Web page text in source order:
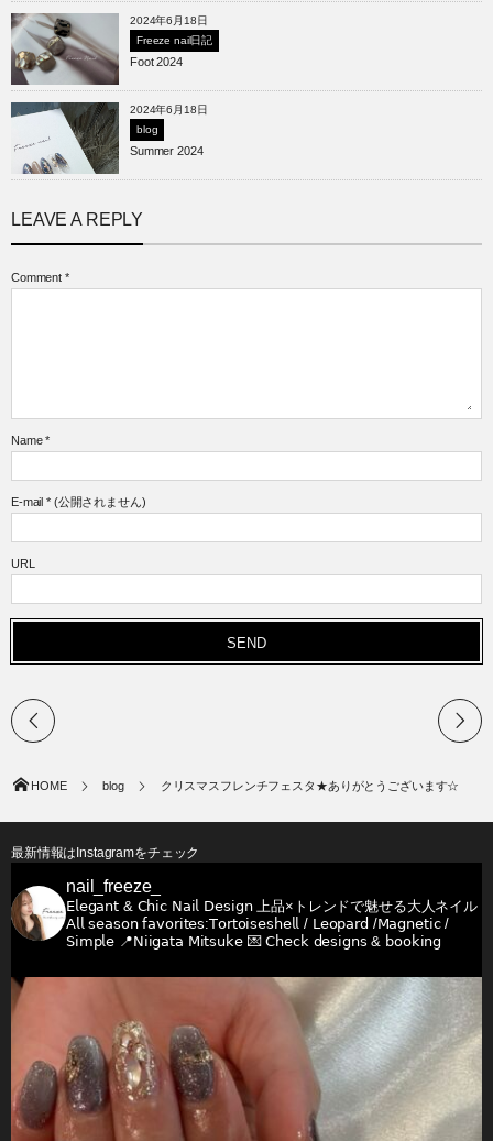
2024年6月18日
Freeze nail日記
Foot 2024
2024年6月18日
blog
Summer 2024
LEAVE A REPLY
Comment *
Name *
E-mail *(公開されません)
URL
HOME blog クリスマスフレンチフェスタ★ありがとうございます☆
最新情報はInstagramをチェック
nail_freeze_
𝖤𝗅𝖾𝗀𝖺𝗇𝗍 & 𝖢𝗁𝗂𝖼 𝖭𝖺𝗂𝗅 𝖣𝖾𝗌𝗂𝗀𝗇上品×トレンドで魅せる大人ネイル
𝖠𝗅𝗅 𝗌𝖾𝖺𝗌𝗈𝗇 𝖿𝖺𝗏𝗈𝗋𝗂𝗍𝖾𝗌:𝖳𝗈𝗋𝗍𝗈𝗂𝗌𝖾𝗌𝗁𝖾𝗅𝗅 / 𝖫𝖾𝗈𝗉𝖺𝗋𝖽 /𝖬𝖺𝗀𝗇𝖾𝗍𝗂𝖼 /
𝖲𝗂𝗆𝗉𝗅𝖾 📍𝖭𝗂𝗂𝗀𝖺𝗍𝖺 𝖬𝗂𝗍𝗌𝗎𝗄𝖾💌 𝖢𝗁𝖾𝖼𝗄 𝖽𝖾𝗌𝗂𝗀𝗇𝗌 & 𝖻𝗈𝗈𝗄𝗂𝗇𝗀